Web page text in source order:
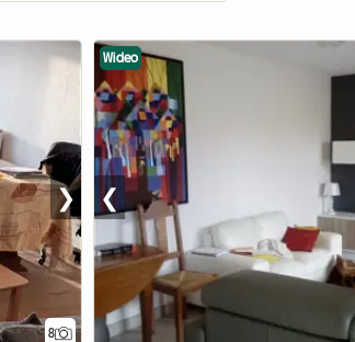
8
❯
Wideo
❮